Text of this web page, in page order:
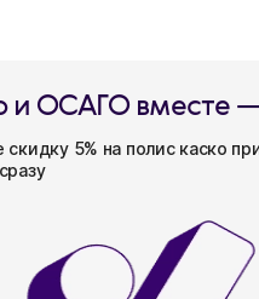
и ОСАГО вместе
скидку 5% на полис каско